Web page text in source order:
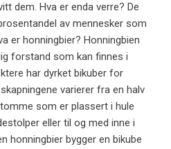
dem. Hva er enda verre? De
av mennesker som
er honningbier? Honningbien
forstand som kan finnes i
har dyrket bikuber for
varierer fra en halv
som er plassert i hule
eller til og med inne i
honningbier bygger en bikube